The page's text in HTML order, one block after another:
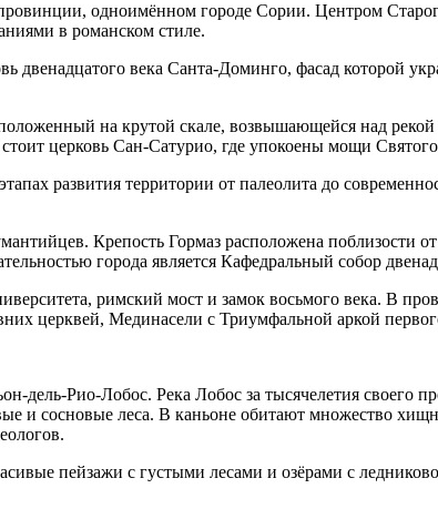
одноимённом городе Сории. Центром
в романском стиле.
двенадцатого века Санта-Доминго, фасад которой
на крутой скале, возвышающейся над
церковь Сан-Сатурио, где упокоены мощи
развития территории от палеолита до
Крепость Гормаз расположена поблизости
города является Кафедральный собор
римский мост и замок восьмого века. В
церквей, Мединасели с Триумфальной аркой
Рио-Лобос. Река Лобос за тысячелетия своего
и сосновые леса. В каньоне обитают множество
пейзажи с густыми лесами и озёрами с